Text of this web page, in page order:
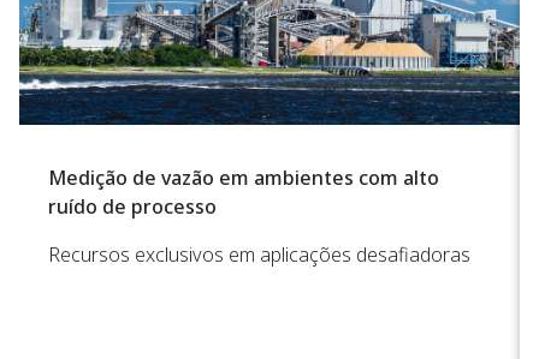
Medição de vazão em ambientes com alto
ruído de processo
Recursos exclusivos em aplicações desafiadoras